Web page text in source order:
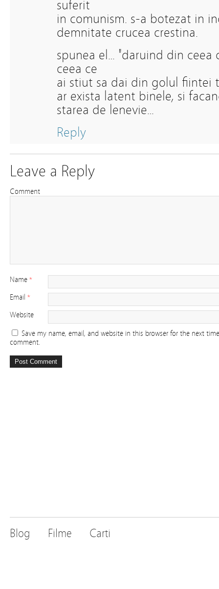
suferit
in comunism. s-a botezat in
demnitate crucea crestina.
spunea el… "daruind din ceea
ceea ce
ai stiut sa dai din golul fiintei
ar exista latent binele, si
starea de lenevie…
Reply
Leave a Reply
Comment
Name *
Email *
Website
Save my name, email, and website in this browser for the next
comment.
Blog Filme Carti